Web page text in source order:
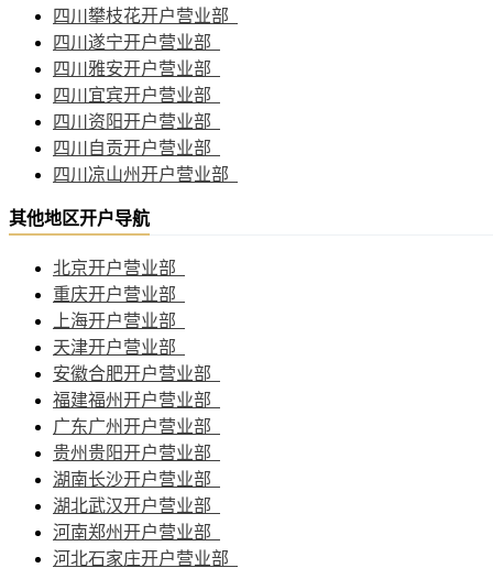
四川攀枝花开户营业部
四川遂宁开户营业部
四川雅安开户营业部
四川宜宾开户营业部
四川资阳开户营业部
四川自贡开户营业部
四川凉山州开户营业部
其他地区开户导航
北京开户营业部
重庆开户营业部
上海开户营业部
天津开户营业部
安徽合肥开户营业部
福建福州开户营业部
广东广州开户营业部
贵州贵阳开户营业部
湖南长沙开户营业部
湖北武汉开户营业部
河南郑州开户营业部
河北石家庄开户营业部